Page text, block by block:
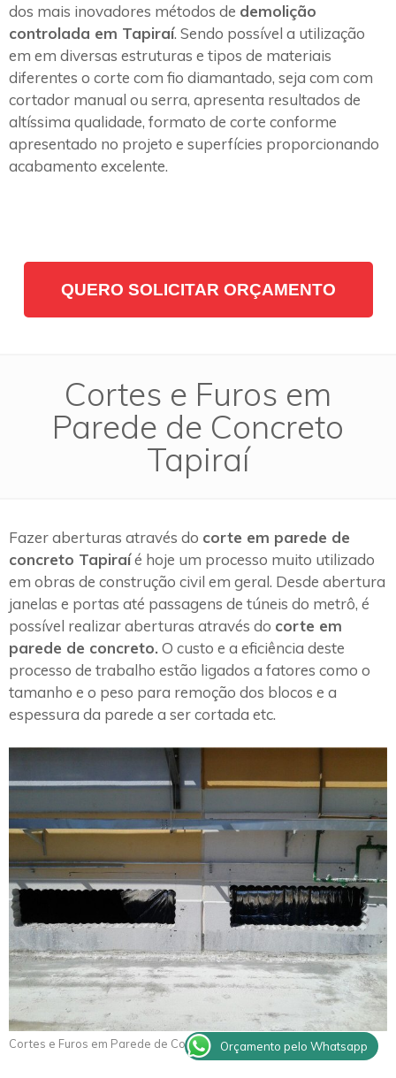
dos mais inovadores métodos de demolição
controlada em Tapiraí. Sendo possível a utilização
em em diversas estruturas e tipos de materiais
diferentes o corte com fio diamantado, seja com com
cortador manual ou serra, apresenta resultados de
altíssima qualidade, formato de corte conforme
apresentado no projeto e superfícies proporcionando
acabamento excelente.
QUERO SOLICITAR ORÇAMENTO
Cortes e Furos em
Parede de Concreto
Tapiraí
Fazer aberturas através do corte em parede de
concreto Tapiraíé hoje um processo muito utilizado
em obras de construção civil em geral. Desde abertura
janelas e portas até passagens de túneis do metrô, é
possível realizar aberturas através do corte em
parede de concreto. O custo e a eficiência deste
processo de trabalho estão ligados a fatores como o
tamanho e o peso para remoção dos blocos e a
espessura da parede a ser cortada etc.
Cortes e Furos em Parede de Concreto TapiraíOrçamento pelo Whatsapp